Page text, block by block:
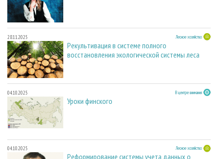
28.11.2025 Лесное хозяйство
Рекультивация в системе полного
восстановления экологической системы леса
04.10.2025 В центре внимания
Уроки финского
04.10.2025 Лесное хозяйство
Реформирование системы учета данных о